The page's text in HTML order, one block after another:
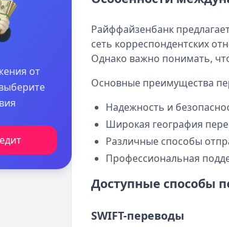
от
Райффайзенбанк
сеть корреспондентских
Однако важно понимать,
Основные преимущества
Надежность и
Широкая география
Различные способы
Профессиональная
Доступные способы
SWIFT-переводы